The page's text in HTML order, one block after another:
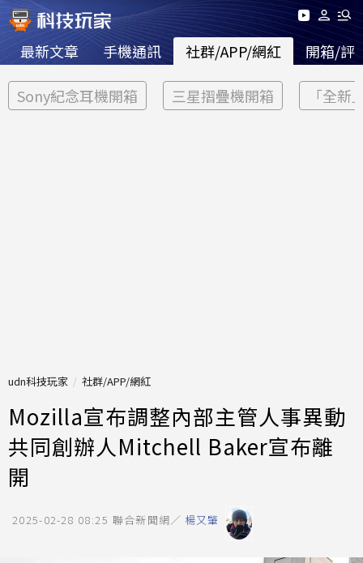
最新文章 手機通訊 社群/APP/網紅 開箱/評
Sony紀念耳機開箱 三星摺疊機開箱 「全新
udn科技玩家 社群/APP/網紅
Mozilla宣布調整內部主管人事異動
共同創辦人Mitchell Baker宣布離
開
2025-02-28 08:25 聯合新聞網／ 楊又肇